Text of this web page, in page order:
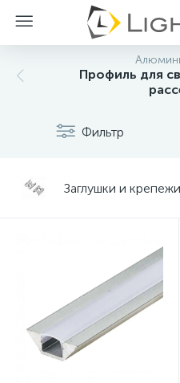
Профиль для
Фильтр
Заглушки и